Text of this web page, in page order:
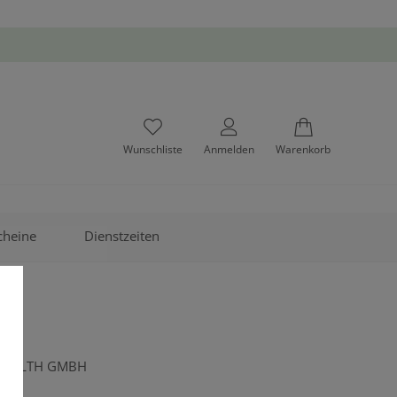
Wunschliste Anmelden Warenkorb
Dienstzeiten
GMBH